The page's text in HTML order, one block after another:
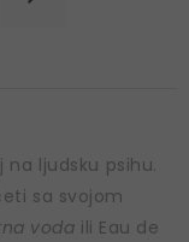
ljudsku psihu.
sa svojom
voda ili Eau de